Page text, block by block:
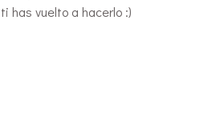
has vuelto a hacerlo :)